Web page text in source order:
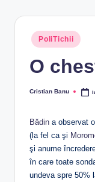
Posted
in
PoliTichii
O
Posted
Cristian Banu
Bădin a observat
(la fel ca şi
şi anume
în care toate
undeva spre 50%